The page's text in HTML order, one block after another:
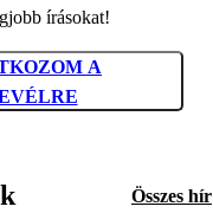
írásokat!
A
Összes hír